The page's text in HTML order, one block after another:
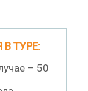
ТУРЕ:
– 50